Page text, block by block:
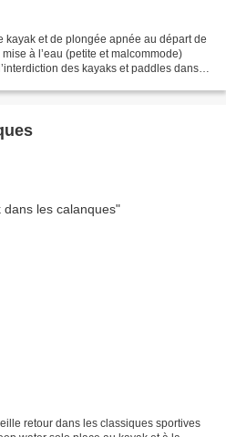
kayak et de plongée apnée au départ de
à l’eau (petite et malcommode)
des kayaks et paddles dans le
retour dans les classiques sportives